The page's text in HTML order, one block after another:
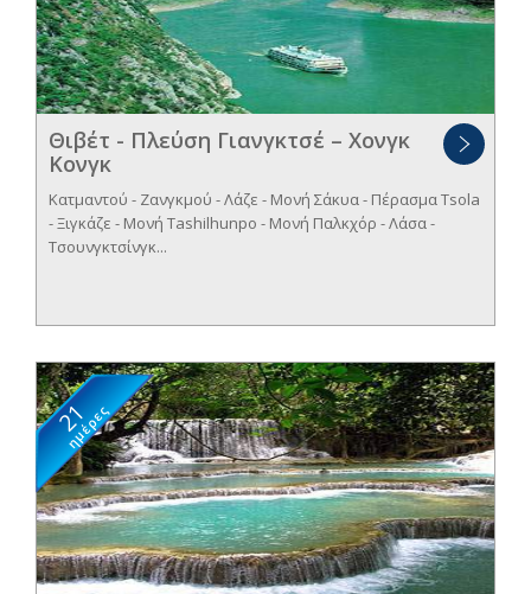
Θιβέτ - Πλεύση Γιανγκτσέ – Χονγκ
Κονγκ
Κατμαντού - Ζανγκμού - Λάζε - Μονή Σάκυα - Πέρασμα Tsola
- Ξιγκάζε - Μονή Tashilhunpo - Μονή Παλκχόρ - Λάσα -
Τσουνγκτσίνγκ...
ημέρες
21